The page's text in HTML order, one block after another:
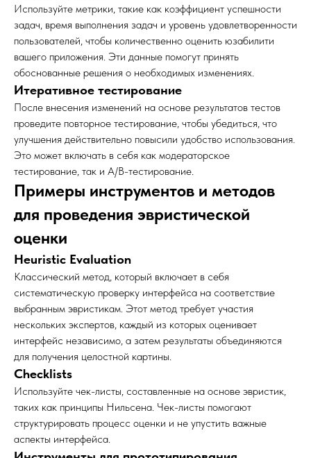
Используйте метрики, такие как коэффициент успешности
задач, время выполнения задач и уровень удовлетворенности
пользователей, чтобы количественно оценить юзабилити
вашего приложения. Эти данные помогут принять
обоснованные решения о необходимых изменениях.
Итеративное тестирование
После внесения изменений на основе результатов тестов
проведите повторное тестирование, чтобы убедиться, что
улучшения действительно повысили удобство использования.
Это может включать в себя как модераторское
тестирование, так и A/B-тестирование.
Примеры инструментов и методов
для проведения эвристической
оценки
Heuristic Evaluation
Классический метод, который включает в себя
систематическую проверку интерфейса на соответствие
выбранным эвристикам. Этот метод требует участия
нескольких экспертов, каждый из которых оценивает
интерфейс независимо, а затем результаты объединяются
для получения целостной картины.
Checklists
Используйте чек-листы, составленные на основе эвристик,
таких как принципы Нильсена. Чек-листы помогают
структурировать процесс оценки и не упустить важные
аспекты интерфейса.